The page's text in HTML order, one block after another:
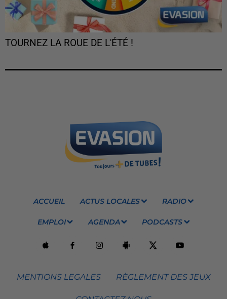
TOURNEZ LA ROUE DE L'ÉTÉ !
ACCUEIL ACTUS LOCALES RADIO
EMPLOI AGENDA PODCASTS
MENTIONS LEGALES RÈGLEMENT DES JEUX